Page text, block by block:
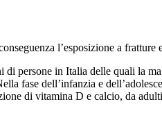
l’esposizione a
persone in Italia delle quali la
fase dell’infanzia e
di vitamina D e calcio, da